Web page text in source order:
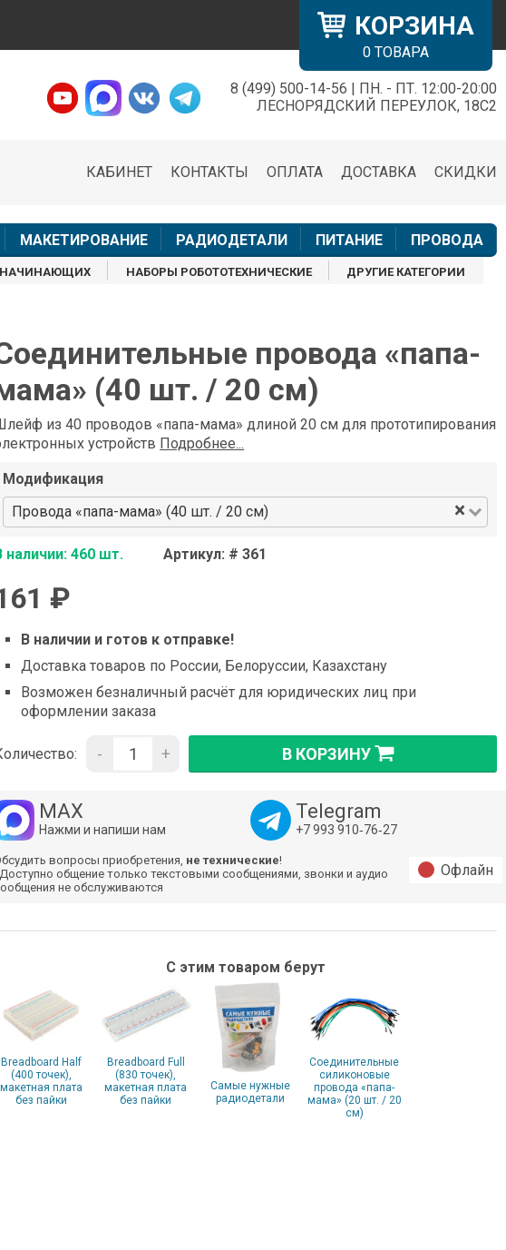
КОРЗИНА
0 ТОВАРА
8 (499) 500-14-56 | ПН. - ПТ. 12:00-20:00
ЛЕСНОРЯДСКИЙ ПЕРЕУЛОК, 18С2
СКИДКИ
ДОСТАВКА
ОПЛАТА
КОНТАКТЫ
КАБИНЕТ
МАКЕТИРОВАНИЕ РАДИОДЕТАЛИ ПИТАНИЕ ПРОВОДА
НАБОРЫ РОБОТОТЕХНИЧЕСКИЕ ДРУГИЕ КАТЕГОРИИ
провода «папа-
(40 шт. / 20 см)
из 40 проводов «папа-мама» длиной 20 см для прототипирования
устройств Подробнее...
Модификация
Провода «папа-мама» (40 шт. / 20 см)
×
наличии: 460 шт. Артикул: # 361
₽
В наличии и готов к отправке!
Доставка товаров по России, Белоруссии, Казахстану
Возможен безналичный расчёт для юридических лиц при
оформлении заказа
- + В КОРЗИНУ
MAX
Нажми и напиши нам
Telegram
+7 993 910‑76‑27
вопросы приобретения, не технические!
общение только текстовыми сообщениями, звонки и аудио
не обслуживаются
Офлайн
С этим товаром берут
Breadboard Half
(400 точек),
макетная плата
без пайки
Breadboard Full
(830 точек),
макетная плата
без пайки
Самые нужные
радиодетали
Соединительные
силиконовые
провода «папа-
мама» (20 шт. / 20
см)
×
14-56